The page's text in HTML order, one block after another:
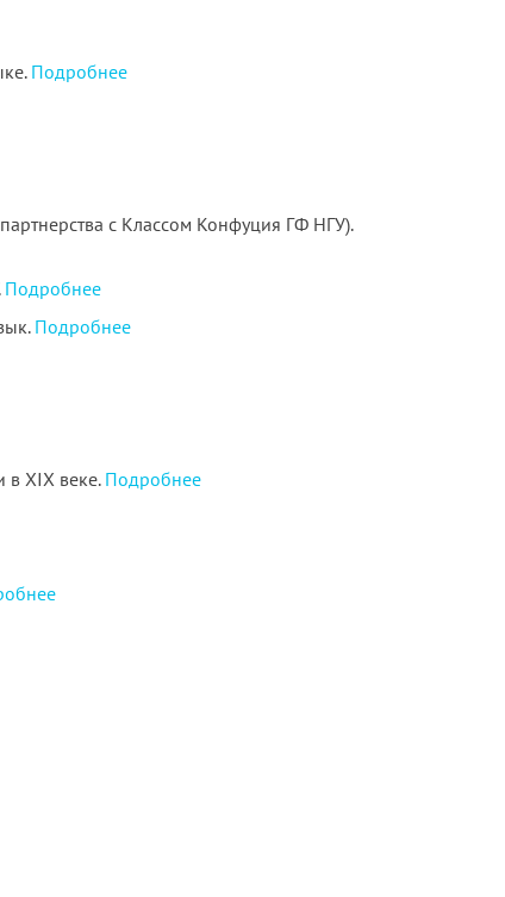
Подробнее
с Классом Конфуция ГФ НГУ).
Подробнее
Подробнее
в XIX веке. Подробнее